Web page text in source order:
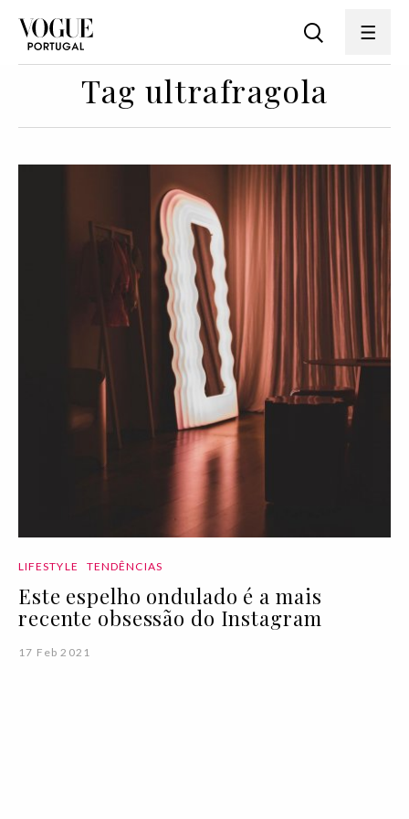
Tag ultrafragola
LIFESTYLE TENDÊNCIAS
Este espelho ondulado é a mais
recente obsessão do Instagram
17 Feb 2021